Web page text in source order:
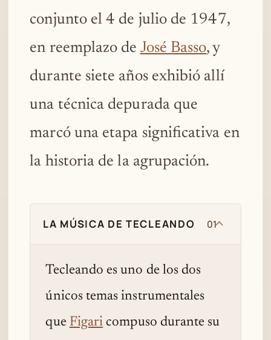
conjunto el 4 de julio de 1947,
en reemplazo de José Basso, y
durante siete años exhibió allí
una técnica depurada que
marcó una etapa significativa en
la historia de la agrupación.
LA MÚSICA DE TECLEANDO 01
Tecleando es uno de los dos
únicos temas instrumentales
que Figari compuso durante su